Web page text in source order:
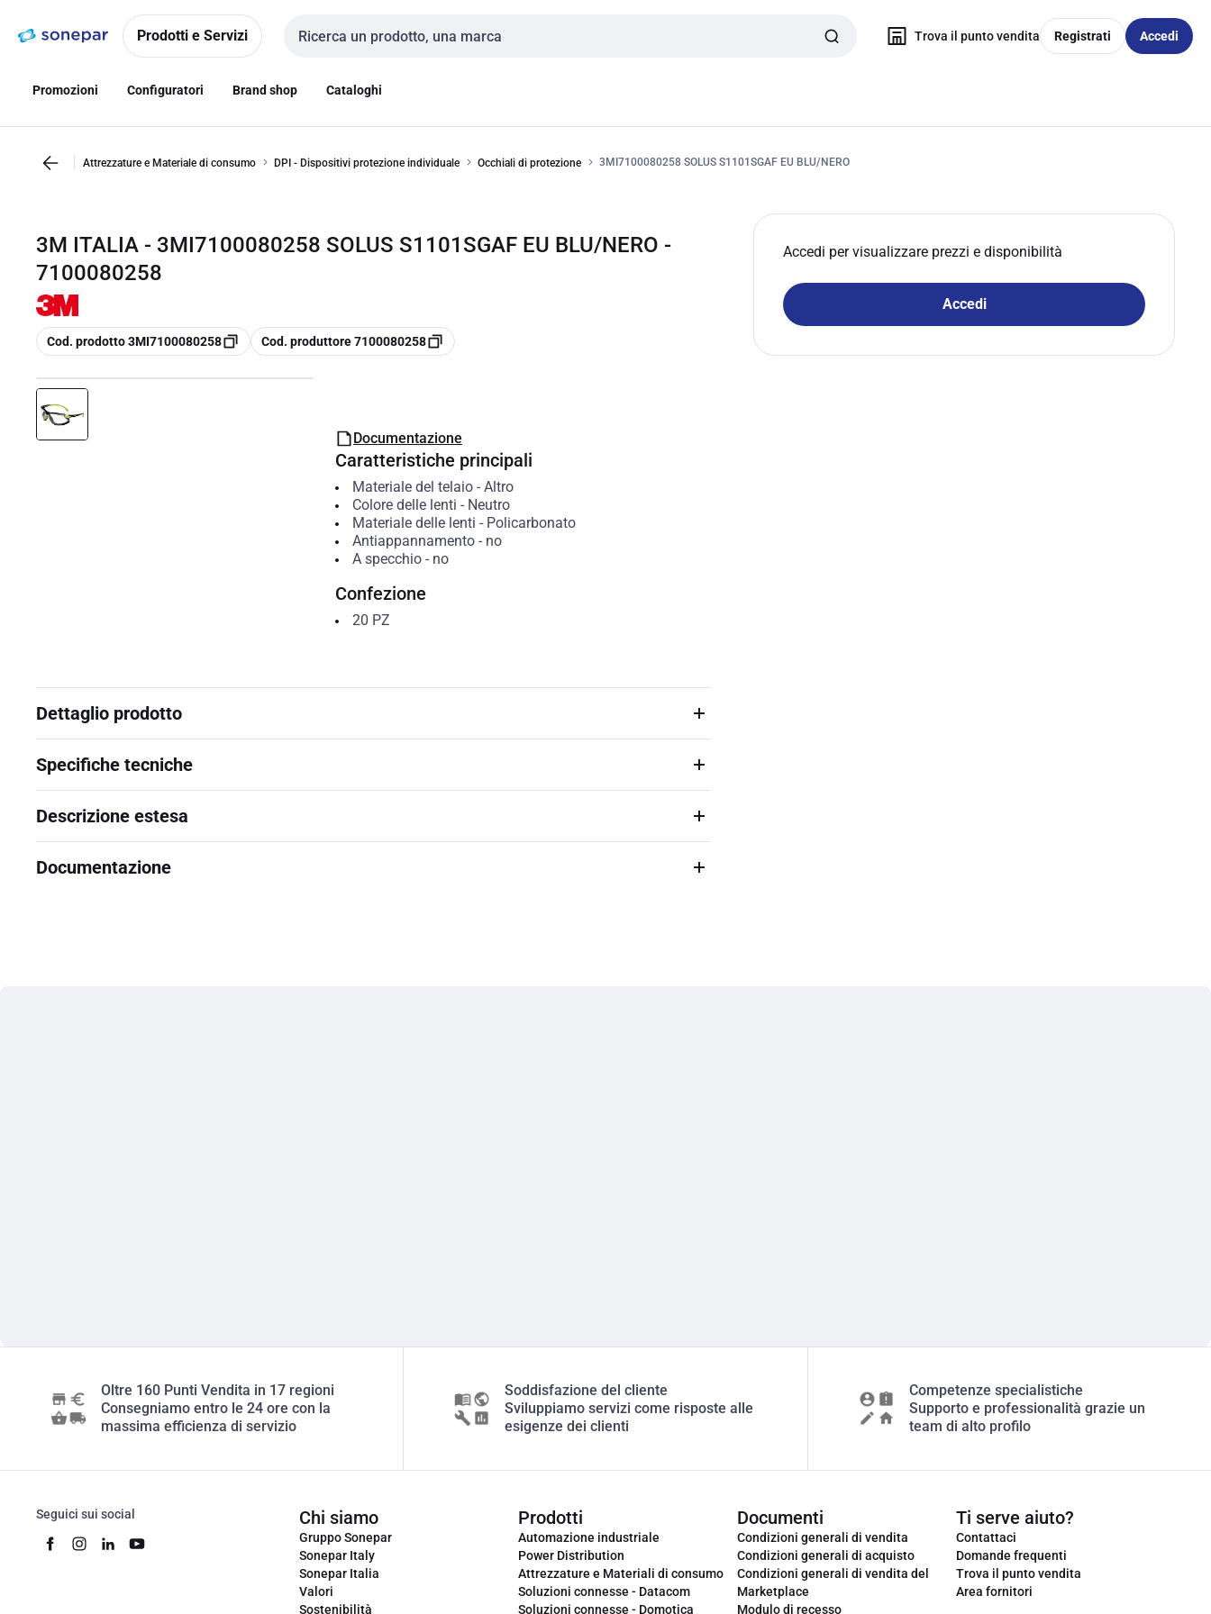
navigazionealla
Prodotti e Servizi
Cerca input
Trova il punto vendita Registrati Accedi
Promozioni Configuratori Brand shop Cataloghi
Attrezzature e Materiale di consumo DPI - Dispositivi protezione individuale Occhiali di protezione 3MI7100080258 SOLUS S1101SGAF EU BLU/NERO
3M ITALIA - 3MI7100080258 SOLUS S1101SGAF EU BLU/NERO -
7100080258
copia
Cod. prodotto 3MI7100080258 copia
Cod. produttore 7100080258
Accedi per visualizzare prezzi e disponibilità
Accedi
Documentazione
Caratteristiche principali
Materiale del telaio- Altro
Colore delle lenti - Neutro
Materiale delle lenti - Policarbonato
Antiappannamento- no
A specchio- no
Confezione
20 PZ
Dettaglio prodotto
Specifiche tecniche
Descrizione estesa
Documentazione
Oltre 160 Punti Vendita in 17 regioni
Consegniamo entro le 24 ore con la
massima efficienza di servizio
Soddisfazione del cliente
Sviluppiamo servizi come risposte alle
esigenze dei clienti
Competenze specialistiche
Supporto e professionalità grazie un
team di alto profilo
Seguici sui social Chi siamo
Gruppo Sonepar
Sonepar Italy
Sonepar Italia
Valori
Sostenibilità
Prodotti
Automazione industriale
Power Distribution
Attrezzature e Materiali di consumo
Soluzioni connesse - Datacom
Soluzioni connesse - Domotica
Documenti
Condizioni generali di vendita
Condizioni generali di acquisto
Condizioni generali di vendita del
Marketplace
Modulo di recesso
Ti serve aiuto?
Contattaci
Domande frequenti
Trova il punto vendita
Area fornitori